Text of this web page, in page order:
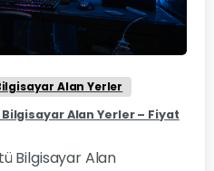
0 0
Alan Yerler
Alan Yerler – Fiyat
Bilgisayar Alan